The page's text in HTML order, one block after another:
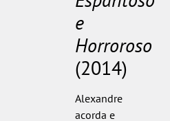
e
Horroroso
(2014)
Alexandre
acorda e